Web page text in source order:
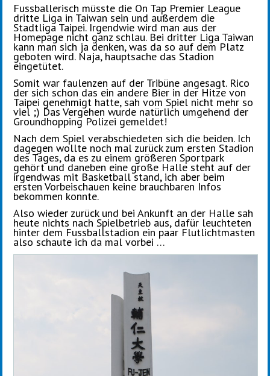
Fussballerisch müsste die On Tap Premier League
dritte Liga in Taiwan sein und außerdem die
Stadtliga Taipei. Irgendwie wird man aus der
Homepage nicht ganz schlau. Bei dritter Liga Taiwan
kann man sich ja denken, was da so auf dem Platz
geboten wird. Naja, hauptsache das Stadion
eingetütet.
Somit war faulenzen auf der Tribüne angesagt. Rico
der sich schon das ein andere Bier in der Hitze von
Taipei genehmigt hatte, sah vom Spiel nicht mehr so
viel ;) Das Vergehen wurde natürlich umgehend der
Groundhopping Polizei gemeldet!
Nach dem Spiel verabschiedeten sich die beiden. Ich
dagegen wollte noch mal zurück zum ersten Stadion
des Tages, da es zu einem größeren Sportpark
gehört und daneben eine große Halle steht auf der
irgendwas mit Basketball stand, ich aber beim
ersten Vorbeischauen keine brauchbaren Infos
bekommen konnte.
Also wieder zurück und bei Ankunft an der Halle sah
heute nichts nach Spielbetrieb aus, dafür leuchteten
hinter dem Fussballstadion ein paar Flutlichtmasten
also schaute ich da mal vorbei …